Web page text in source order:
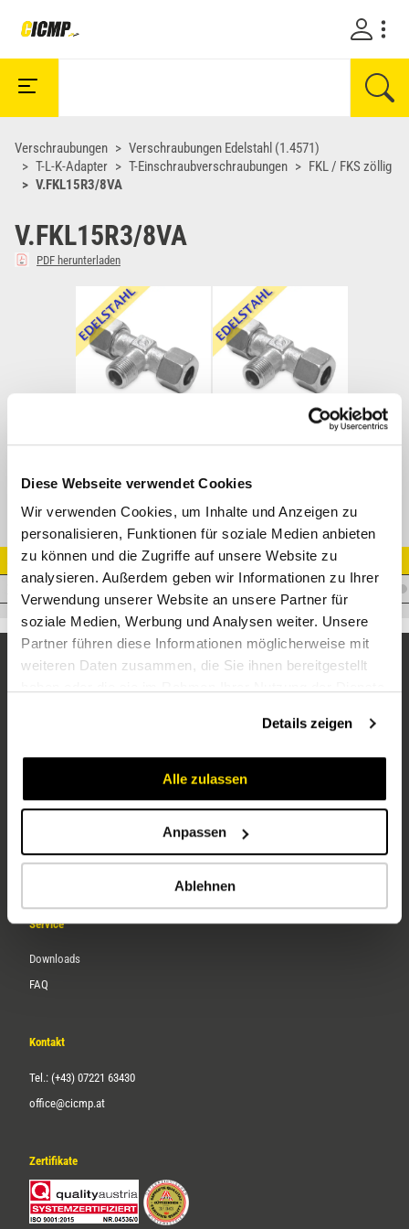
Diese Webseite verwendet Cookies
Wir verwenden Cookies, um Inhalte und Anzeigen zu
personalisieren, Funktionen für soziale Medien anbieten
zu können und die Zugriffe auf unsere Website zu
analysieren. Außerdem geben wir Informationen zu Ihrer
Verwendung unserer Website an unsere Partner für
soziale Medien, Werbung und Analysen weiter. Unsere
Partner führen diese Informationen möglicherweise mit
weiteren Daten zusammen, die Sie ihnen bereitgestellt
Details zeigen
Alle zulassen
Anpassen
Ablehnen
Verschraubungen
Verschraubungen Edelstahl (1.4571)
T-L-K-Adapter
T-Einschraubverschraubungen
FKL / FKS zöllig
V.FKL15R3/8VA
V.FKL15R3/8VA
PDF herunterladen
TE-R T-Einschraubverschraubung Edelstahl
Artikel Nr.
V.FKL15R3/8VA
Unternehmen
Karriere
Service
Downloads
FAQ
Kontakt
Tel.: (+43) 07221 63430
office@cicmp.at
Zertifikate